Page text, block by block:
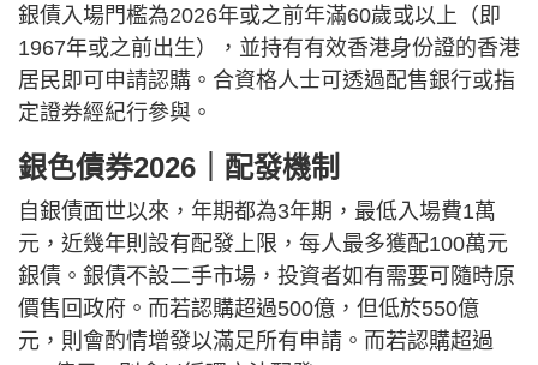
銀債入場門檻為2026年或之前年滿60歲或以上（即
1967年或之前出生），並持有有效香港身份證的香港
居民即可申請認購。合資格人士可透過配售銀行或指
定證券經紀行參與。
銀色債券2026｜配發機制
自銀債面世以來，年期都為3年期，最低入場費1萬
元，近幾年則設有配發上限，每人最多獲配100萬元
銀債。銀債不設二手市場，投資者如有需要可隨時原
價售回政府。而若認購超過500億，但低於550億
元，則會酌情增發以滿足所有申請。而若認購超過